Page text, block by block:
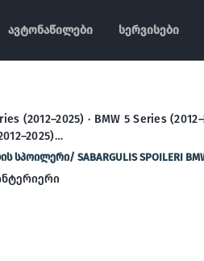
ავტონაწილები სერვისები
(2012–2025) · BMW 5 Series
სპოილერი/ SABARGULIS SPOILERI